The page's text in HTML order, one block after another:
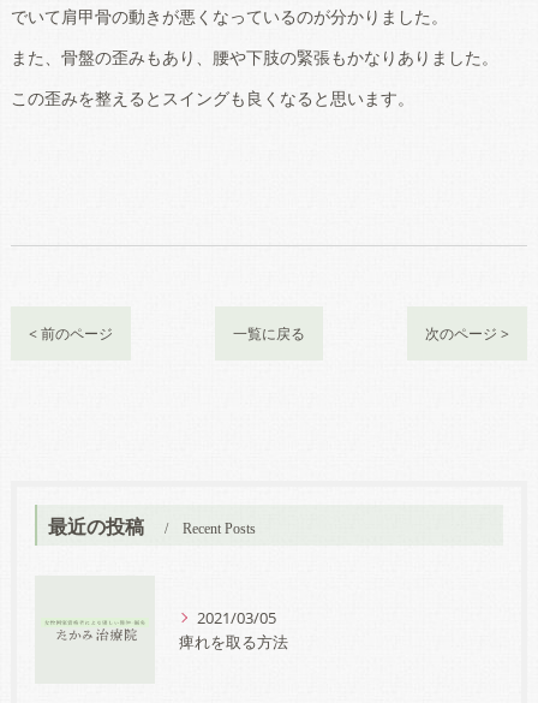
でいて肩甲骨の動きが悪くなっているのが分かりました。
また、骨盤の歪みもあり、腰や下肢の緊張もかなりありました。
この歪みを整えるとスイングも良くなると思います。
< 前のページ 一覧に戻る 次のページ >
最近の投稿 Recent Posts
2021/03/05
痺れを取る方法